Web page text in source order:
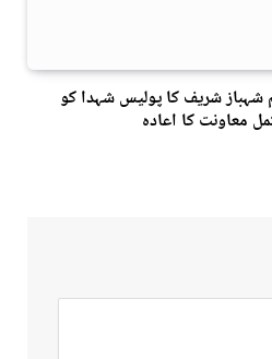
شہباز شریف کا پولیس شہدا کو
معاونت کا اعادہ